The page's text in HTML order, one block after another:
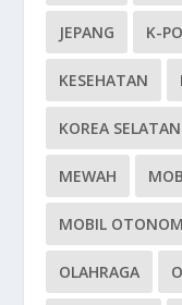
JEPANG K-
KESEHATAN
KOREA SELATAN
MEWAH
MOBIL OTONOM
OLAHRAGA